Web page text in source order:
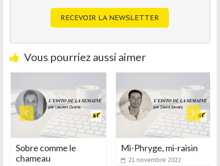
RECEVOIR LA NEWSLETTER
Vous pourriez aussi aimer
Sobre comme le
chameau
Mi-Phryge, mi-raisin
21 novembre 2022